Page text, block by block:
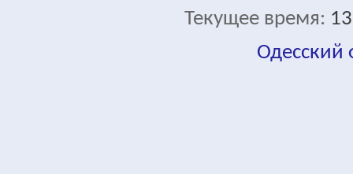
Текущее время:
Одесский